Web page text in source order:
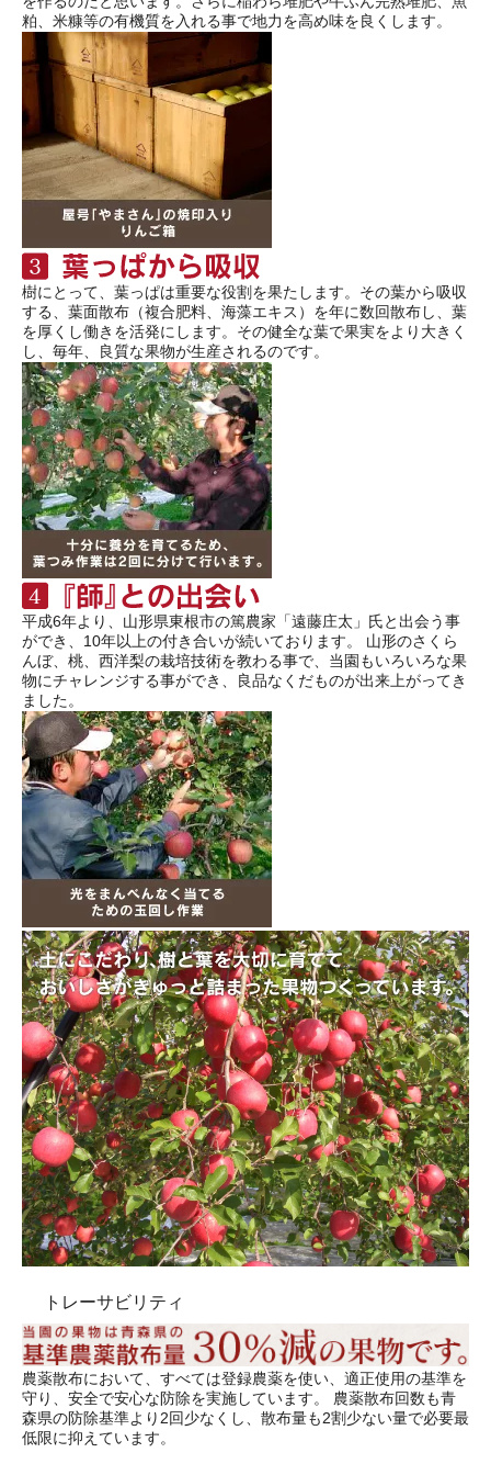
粕、米糠等の有機質を入れる事で地力を高め味を良くします。
樹にとって、葉っぱは重要な役割を果たします。その葉から吸収
する、葉面散布（複合肥料、海藻エキス）を年に数回散布し、葉
を厚くし働きを活発にします。その健全な葉で果実をより大きく
し、毎年、良質な果物が生産されるのです。
平成6年より、山形県東根市の篤農家「遠藤庄太」氏と出会う事
ができ、10年以上の付き合いが続いております。 山形のさくら
んぼ、桃、西洋梨の栽培技術を教わる事で、当園もいろいろな果
物にチャレンジする事ができ、良品なくだものが出来上がってき
ました。
トレーサビリティ
農薬散布において、すべては登録農薬を使い、適正使用の基準を
守り、安全で安心な防除を実施しています。 農薬散布回数も青
森県の防除基準より2回少なくし、散布量も2割少ない量で必要最
低限に抑えています。